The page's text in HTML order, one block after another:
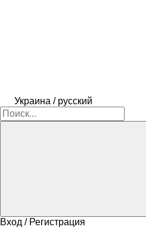
Украина / русский
Вход / Регистрация